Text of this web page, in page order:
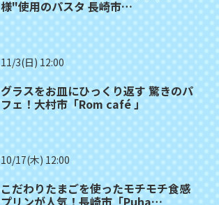
様"使用のパスタ 長崎市
11/3(日) 12:00
グラスをお皿にひっくり返す 驚きのパ
フェ！大村市「Rom café 」
10/17(木) 12:00
こだわりたまごを使ったモチモチ食感